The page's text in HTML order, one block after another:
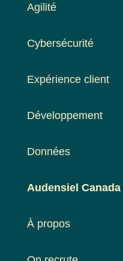
Agilité
Cybersécurité
Expérience client
Développement
Données
Audensiel Canada
À propos